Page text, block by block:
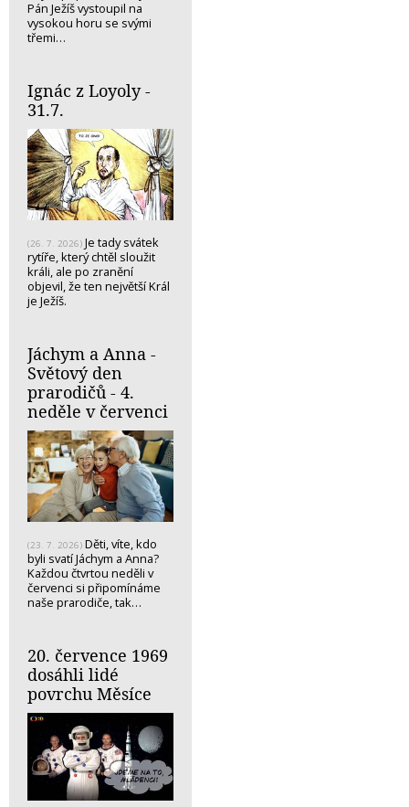
Pán Ježíš vystoupil na
vysokou horu se svými
třemi…
Ignác z Loyoly -
31.7.
(26. 7. 2026) Je tady svátek
rytíře, který chtěl sloužit
králi, ale po zranění
objevil, že ten největší Král
je Ježíš.
Jáchym a Anna -
Světový den
prarodičů - 4.
neděle v červenci
(23. 7. 2026) Děti, víte, kdo
byli svatí Jáchym a Anna?
Každou čtvrtou neděli v
červenci si připomínáme
naše prarodiče, tak…
20. července 1969
dosáhli lidé
povrchu Měsíce